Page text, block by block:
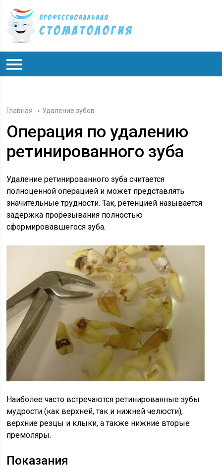
Главная › Удаление зубов
Операция по удалению
ретинированного зуба
Удаление ретинированного зуба считается
полноценной операцией и может представлять
значительные трудности. Так, ретенцией называется
задержка прорезывания полностью
сформировавшегося зуба.
Наиболее часто встречаются ретинированные зубы
мудрости (как верхней, так и нижней челюсти),
верхние резцы и клыки, а также нижние вторые
премоляры.
Показания